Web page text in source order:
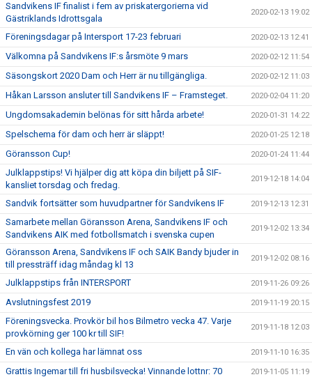
Sandvikens IF finalist i fem av priskatergorierna vid
Gästriklands Idrottsgala
2020-02-13 19:02
Föreningsdagar på Intersport 17-23 februari 2020-02-13 12:41
Välkomna på Sandvikens IF:s årsmöte 9 mars 2020-02-12 11:54
Säsongskort 2020 Dam och Herr är nu tillgängliga. 2020-02-12 11:03
Håkan Larsson ansluter till Sandvikens IF – Framsteget. 2020-02-04 11:20
Ungdomsakademin belönas för sitt hårda arbete! 2020-01-31 14:22
Spelschema för dam och herr är släppt! 2020-01-25 12:18
Göransson Cup! 2020-01-24 11:44
Julklappstips! Vi hjälper dig att köpa din biljett på SIF-
kansliet torsdag och fredag.
2019-12-18 14:04
Sandvik fortsätter som huvudpartner för Sandvikens IF 2019-12-13 12:31
Samarbete mellan Göransson Arena, Sandvikens IF och
Sandvikens AIK med fotbollsmatch i svenska cupen
2019-12-02 13:34
Göransson Arena, Sandvikens IF och SAIK Bandy bjuder in
till pressträff idag måndag kl 13
2019-12-02 08:16
Julklappstips från INTERSPORT 2019-11-26 09:26
Avslutningsfest 2019 2019-11-19 20:15
Föreningsvecka. Provkör bil hos Bilmetro vecka 47. Varje
provkörning ger 100 kr till SIF!
2019-11-18 12:03
En vän och kollega har lämnat oss 2019-11-10 16:35
Grattis Ingemar till fri husbilsvecka! Vinnande lottnr: 70 2019-11-05 11:19